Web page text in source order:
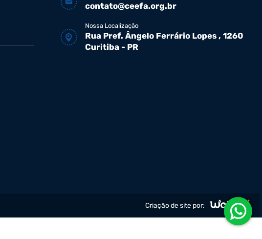
contato@ceefa.org.br
Nossa Localização
Rua Pref. Ângelo Ferrário Lopes , 1260
Curitiba - PR
Criação de site por: